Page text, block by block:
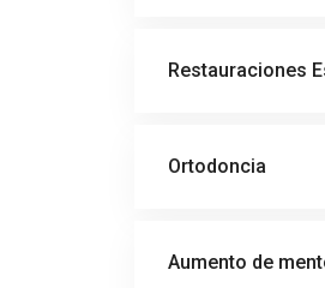
Restauraciones
Ortodoncia
Aumento de